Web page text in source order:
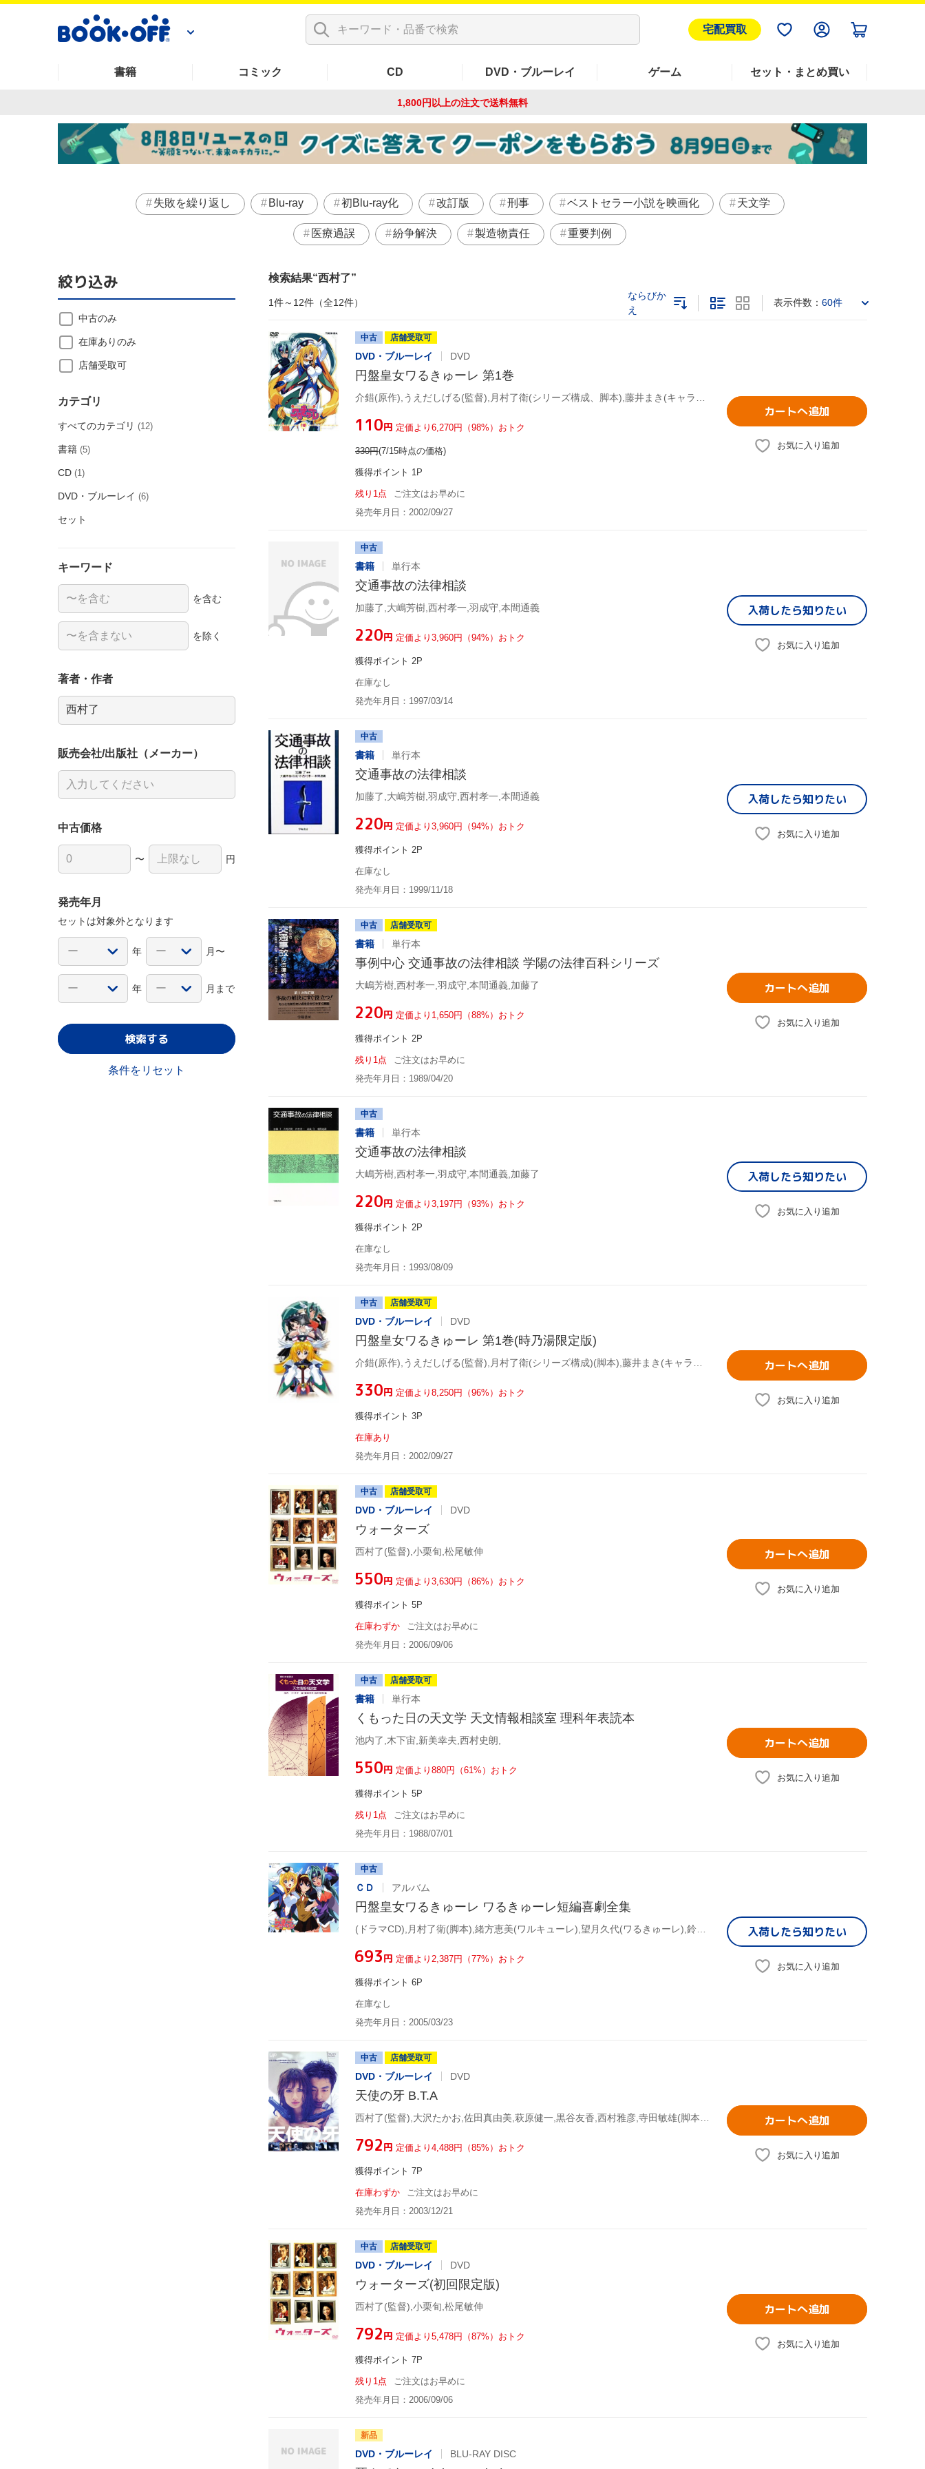
宅配買取
書籍 コミック CD DVD・ブルーレイ ゲーム セット・まとめ買い
1,800円以上の注文で送料無料
失敗を繰り返し Blu-ray 初Blu-ray化 改訂版 刑事 ベストセラー小説を映画化 天文学
医療過誤 紛争解決 製造物責任 重要判例
検索結果 西村了
1件～12件（全12件）
ならびか
え
表示件数： 60件
中古 店舗受取可
DVD・ブルーレイ DVD
円盤皇女ワるきゅーレ 第1巻
¥110円 定価より6,270円（98%）おトク
330円(7/15時点の価格)
獲得ポイント 1P
残り1点
ご注文はお早めに
発売年月日：2002/09/27
カートへ追加
お気に入り追加
中古
書籍 単行本
交通事故の法律相談
加藤了,大嶋芳樹,西村孝一,羽成守,本間通義
¥220円 定価より3,960円（94%）おトク
獲得ポイント 2P
在庫なし
発売年月日：1997/03/14
入荷したら知りたい
お気に入り追加
中古
書籍 単行本
交通事故の法律相談
加藤了,大嶋芳樹,羽成守,西村孝一,本間通義
¥220円 定価より3,960円（94%）おトク
獲得ポイント 2P
在庫なし
発売年月日：1999/11/18
入荷したら知りたい
お気に入り追加
中古 店舗受取可
書籍 単行本
事例中心 交通事故の法律相談 学陽の法律百科シリーズ
大嶋芳樹,西村孝一,羽成守,本間通義,加藤了
¥220円 定価より1,650円（88%）おトク
獲得ポイント 2P
残り1点
ご注文はお早めに
発売年月日：1989/04/20
カートへ追加
お気に入り追加
中古
書籍 単行本
交通事故の法律相談
大嶋芳樹,西村孝一,羽成守,本間通義,加藤了
¥220円 定価より3,197円（93%）おトク
獲得ポイント 2P
在庫なし
発売年月日：1993/08/09
入荷したら知りたい
お気に入り追加
中古 店舗受取可
DVD・ブルーレイ DVD
円盤皇女ワるきゅーレ 第1巻(時乃湯限定版)
¥330円 定価より8,250円（96%）おトク
獲得ポイント 3P
在庫あり
発売年月日：2002/09/27
カートへ追加
お気に入り追加
中古 店舗受取可
DVD・ブルーレイ DVD
ウォーターズ
西村了(監督),小栗旬,松尾敏伸
¥550円 定価より3,630円（86%）おトク
獲得ポイント 5P
在庫わずか
ご注文はお早めに
発売年月日：2006/09/06
カートへ追加
お気に入り追加
中古 店舗受取可
書籍 単行本
くもった日の天文学 天文情報相談室 理科年表読本
池内了,木下宙,新美幸夫,西村史朗,
¥550円 定価より880円（61%）おトク
獲得ポイント 5P
残り1点
ご注文はお早めに
発売年月日：1988/07/01
カートへ追加
お気に入り追加
中古
ＣＤ アルバム
円盤皇女ワるきゅーレ ワるきゅーレ短編喜劇全集
¥693円 定価より2,387円（77%）おトク
獲得ポイント 6P
在庫なし
発売年月日：2005/03/23
入荷したら知りたい
お気に入り追加
中古 店舗受取可
DVD・ブルーレイ DVD
天使の牙 B.T.A
¥792円 定価より4,488円（85%）おトク
獲得ポイント 7P
在庫わずか
ご注文はお早めに
発売年月日：2003/12/21
カートへ追加
お気に入り追加
中古 店舗受取可
DVD・ブルーレイ DVD
ウォーターズ(初回限定版)
西村了(監督),小栗旬,松尾敏伸
¥792円 定価より5,478円（87%）おトク
獲得ポイント 7P
残り1点
ご注文はお早めに
発売年月日：2006/09/06
カートへ追加
お気に入り追加
新品
DVD・ブルーレイ BLU-RAY DISC
絞り込み
中古のみ
在庫ありのみ
店舗受取可
カテゴリ
すべてのカテゴリ (12)
書籍 (5)
CD (1)
DVD・ブルーレイ (6)
セット
キーワード
を含む
を除く
著者・作者
販売会社/出版社（メーカー）
中古価格
〜 円
発売年月
セットは対象外となります
年 月〜
年 月まで
検索する
条件をリセット